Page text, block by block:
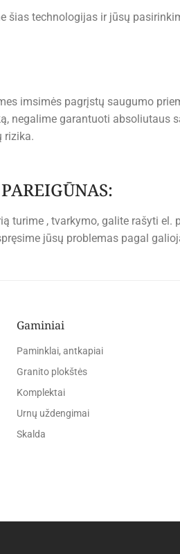
šias technologijas ir jūsų
imsimės pagrįstų saugumo
negalime garantuoti
rizika.
, tvarkymo, galite rašyti el.
jūsų problemas pagal
Gaminiai
Paminklai, antkapiai
Granito plokštės
Komplektai
Urnų uždengimai
Skalda